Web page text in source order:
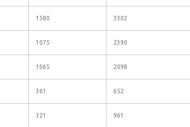
1580 3302
1075 2390
1065 2098
361 652
321 961